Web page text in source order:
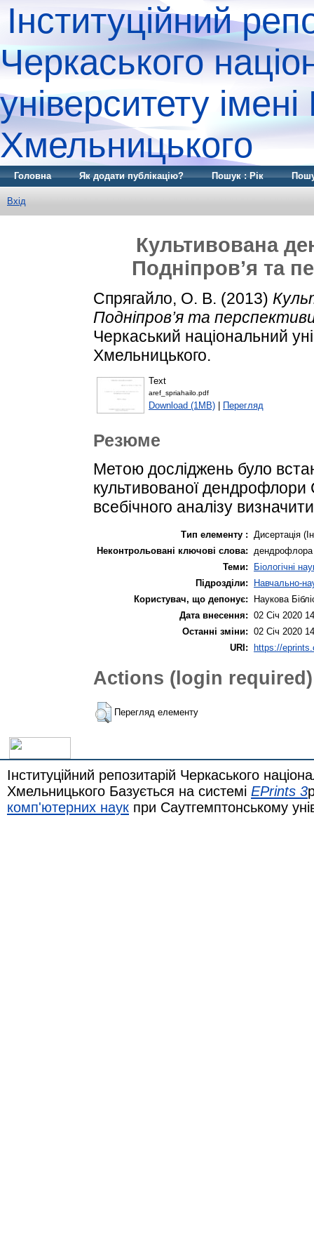
Інституційний
Черкаського
університету
Хмельницького
Головна Як додати публікацію? Пошук : Рік
Вхід
Культивована
Подніпров’я та
Спрягайло, О. В. (2013)
Подніпров’я та перспективи
Черкаський національний
Хмельницького.
Text
aref_spriahailo.pdf
Download (1MB) Перегляд
Резюме
Метою досліджень було
культивованої дендрофлори
всебічного аналізу
Тип елементу :
Дисертація
Неконтрольовані ключові слова:
дендрофлора
Теми:
Біологічні
Підрозділи:
Навчально-
Користувач, що депонує:
Наукова
Дата внесення: 02 Січ 2020
Останні зміни: 02 Січ 2020
URI: https://
Actions (login required)
Перегляд елементу
Інституційний репозитарій Черкаського
Хмельницького Базується на системі EPrints 3
комп'ютерних наук при Саутгемптонському